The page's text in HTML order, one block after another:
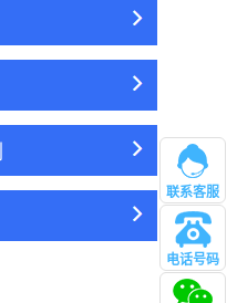
联系客服
电话号码
管理